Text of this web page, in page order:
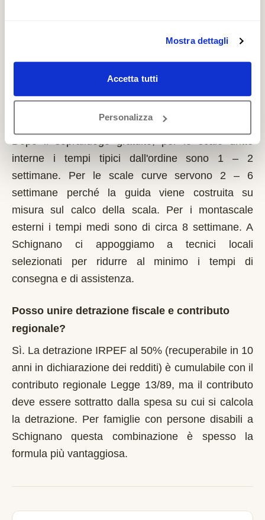
Mostra dettagli
Accetta tutti
Personalizza
dei lavori. Possono fare domanda i residenti a
Quanto tempo serve per installare un
montascale a Schignano?
Dopo il sopralluogo gratuito, per le scale dritte
interne i tempi tipici dall'ordine sono 1 – 2
settimane. Per le scale curve servono 2 – 6
settimane perché la guida viene costruita su
misura sul calco della scala. Per i montascale
esterni i tempi medi sono di circa 8 settimane. A
Schignano ci appoggiamo a tecnici locali
selezionati per ridurre al minimo i tempi di
consegna e di assistenza.
Posso unire detrazione fiscale e contributo
regionale?
Sì. La detrazione IRPEF al 50% (recuperabile in 10
anni in dichiarazione dei redditi) è cumulabile con il
contributo regionale Legge 13/89, ma il contributo
deve essere sottratto dalla spesa su cui si calcola
la detrazione. Per famiglie con persone disabili a
Schignano questa combinazione è spesso la
formula più vantaggiosa.